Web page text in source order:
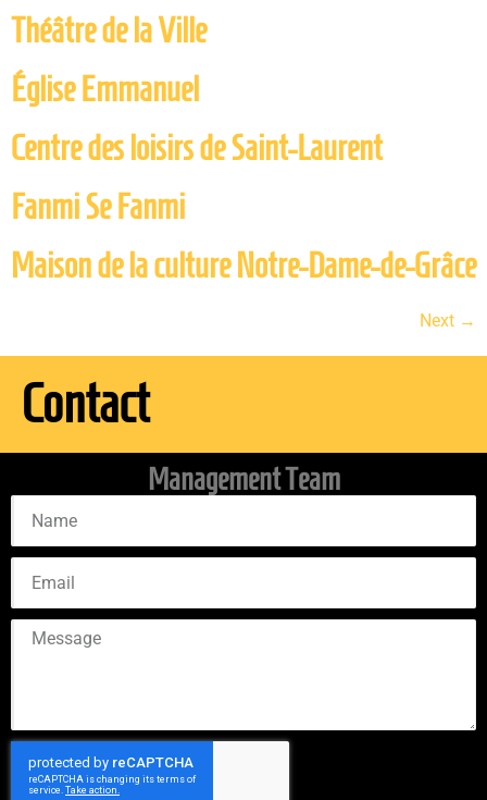
Théâtre de la Ville
Église Emmanuel
Centre des loisirs de Saint-Laurent
Fanmi Se Fanmi
Maison de la culture Notre-Dame-de-Grâce
Next →
Contact
Management Team